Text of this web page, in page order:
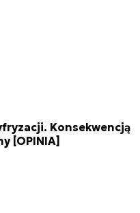
Konsekwencją
[OPINIA]